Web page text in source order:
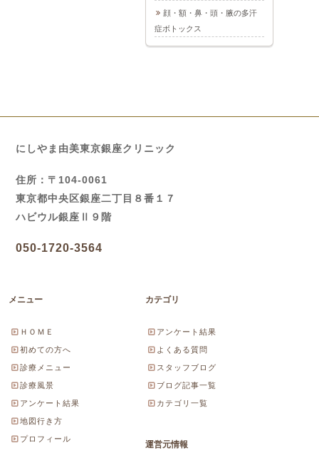
顔・額・鼻・頭・腋の多汗
症ボトックス
にしやま由美東京銀座クリニック
住所：〒104-0061
東京都中央区銀座二丁目８番１７
ハビウル銀座Ⅱ９階
050-1720-3564
メニュー
ＨＯＭＥ
初めての方へ
診療メニュー
診療風景
アンケート結果
地図行き方
プロフィール
カテゴリ
アンケート結果
よくある質問
スタッフブログ
ブログ記事一覧
カテゴリ一覧
運営元情報